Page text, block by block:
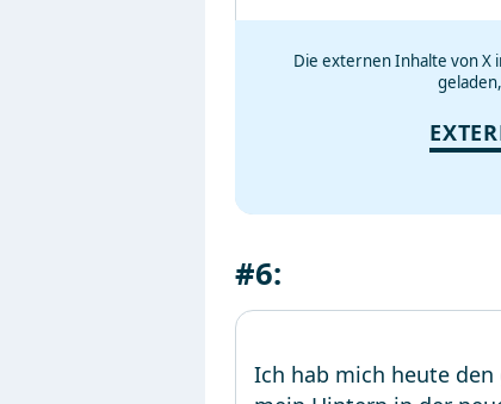
Die externen Inhalte von X
#6:
Ich hab mich heute